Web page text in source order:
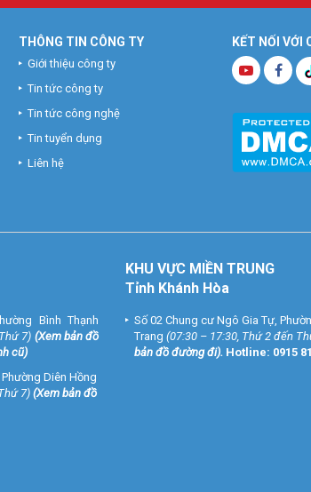
KẾT NỐI VỚI
THÔNG TIN CÔNG TY
Giới thiệu công ty
Tin tức công ty
Tin tức công nghệ
Tin tuyển dụng
Liên hệ
Bình Thạnh
7) (Xem bản đồ
cũ)
Diên Hồng
7)(Xem bản đồ
KHU VỰC MIỀN TRUNG
Tỉnh Khánh Hòa
Số 02 Chung cư Ngô Gia Tự,
Trang (07:30 – 17:30, Thứ 2 đến
bản đồ đường đi). Hotline: 0915